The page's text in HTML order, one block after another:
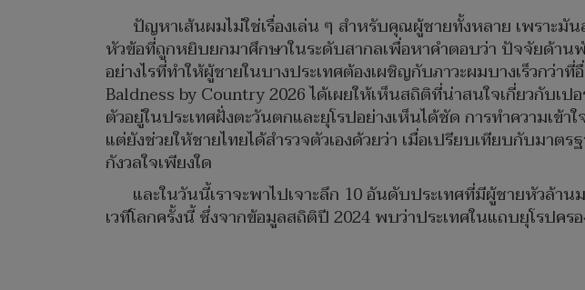
ปัญหาเส้นผมไม่ใช่เรื่องเล่น ๆ สำหรับคุณผู้ชายทั้งหลาย เพราะมั
หัวข้อที่ถูกหยิบยกมาศึกษาในระดับสากลเพื่อหาคำตอบว่า ปัจจัยด้า
อย่างไรที่ทำให้ผู้ชายในบางประเทศต้องเผชิญกับภาวะผมบางเร็วกว่
Baldness by Country 2026 ได้เผยให้เห็นสถิติที่น่าสนใจเกี่ยวกับเ
ตัวอยู่ในประเทศฝั่งตะวันตกและยุโรปอย่างเห็นได้ชัด การทำความเ
แต่ยังช่วยให้ชายไทยได้สำรวจตัวเองด้วยว่า เมื่อเปรียบเทียบกับมา
กังวลใจเพียงใด
และในวันนี้เราจะพาไปเจาะลึก 10 อันดับประเทศที่มีผู้ชายหัวล้า
เวทีโลกครั้งนี้ ซึ่งจากข้อมูลสถิติปี 2024 พบว่าประเทศในแถบยุโรป